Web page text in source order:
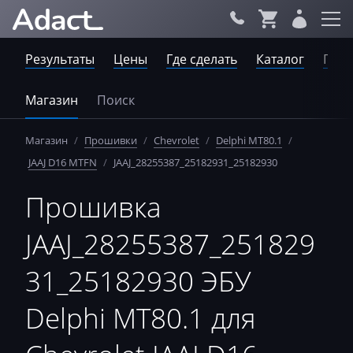
Результаты Цены Где сделать Каталог
Магазин Поиск
Магазин / Прошивки / Chevrolet / Delphi MT80.1 /
JAAJ D16 MTFN / JAAJ_28255387_25182931_25182930
Прошивка
JAAJ_28255387_251829
31_25182930 ЭБУ
Delphi MT80.1 для